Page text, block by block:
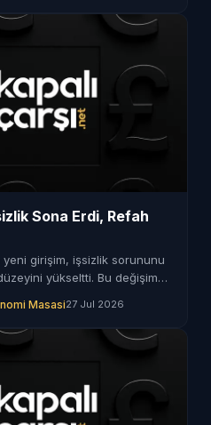
Sona Erdi, Refah
girişim, işsizlik sorununu
yükseltti. Bu değişimin
Masasi27 Jul 2026